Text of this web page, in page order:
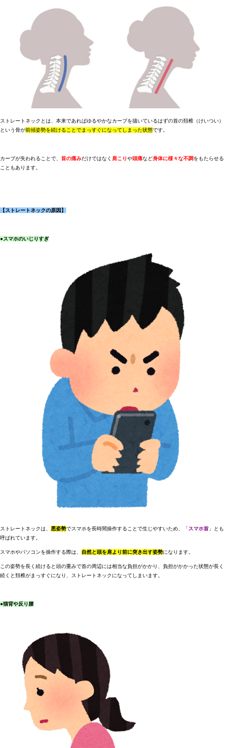
ストレートネックとは、本来であればゆるやかなカーブを描いているはずの首の頚椎（けいつい）
という骨が前傾姿勢を続けることでまっすぐになってしまった状態です。
カーブが失われることで、 首の痛みだけではなく 肩こりや頭痛など身体に様々な不調をもたらせる
こともあります。
【ストレートネックの原因】
●スマホのいじりすぎ
ストレートネックは、 悪姿勢でスマホを長時間操作することで生じやすいため、 「スマホ首 」
とも
呼ばれています。
スマホやパソコンを操作する際は、 自然と頭を肩より前に突き出す姿勢になります。
この姿勢を長く続けると頭の重みで首の周辺には相当な負担がかかり、負担がかかった状態が長く
続くと頚椎がまっすぐになり、ストレートネックになってしまいます。
●猫背や反り腰